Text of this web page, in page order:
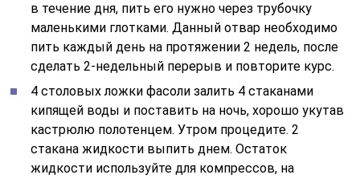
в течение дня, пить его нужно через трубочку
маленькими глотками. Данный отвар необходимо
пить каждый день на протяжении 2 недель, после
сделать 2-недельный перерыв и повторите курс.
4 столовых ложки фасоли залить 4 стаканами
кипящей воды и поставить на ночь, хорошо укутав
кастрюлю полотенцем. Утром процедите. 2
стакана жидкости выпить днем. Остаток
жидкости используйте для компрессов, на